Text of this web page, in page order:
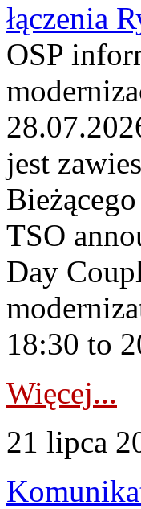
łączenia
OSP
jest
TSO
Day
18:30 to
Więcej...
21 lipca